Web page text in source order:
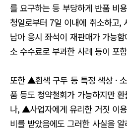
를 요구하는 등 부당하게 반품 비
청일로부터 7일 이내에 취소하고,
남아 응시 좌석이 재판매가 가능
소 수수료로 부과한 사례 등이 포
또한 ▲흰색 구두 등 특정 색상 ·
품 등도 청약철회가 가능하지만
나, ▲사업자에게 유리한 거짓 이
비를 받았음에도 그러한 사실을